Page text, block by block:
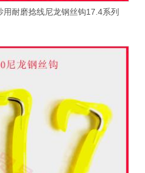
耐磨捻线尼龙钢丝钩17.4系列